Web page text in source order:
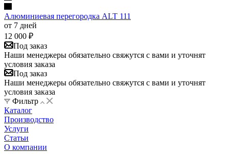
Алюминиевая перегородка ALT 111
от 7 дней
12 000 ₽
Под заказ
Наши менеджеры обязательно свяжутся с вами и уточнят
условия заказа
Под заказ
Наши менеджеры обязательно свяжутся с вами и уточнят
условия заказа
Фильтр
Каталог
Производство
Услуги
Статьи
О компании